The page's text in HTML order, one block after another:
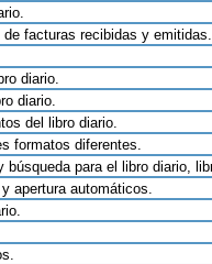
facturas recibidas y emitidas.
diario.
diario.
del libro diario.
formatos diferentes.
búsqueda para el libro diario,
apertura automáticos.